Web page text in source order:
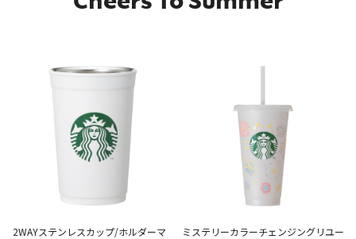
2WAYステンレスカップ/ホルダーマ
ミステリーカラーチェンジングリユー